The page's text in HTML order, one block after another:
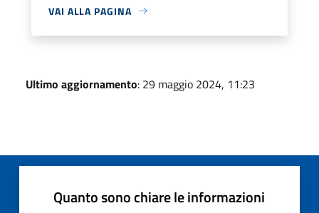
VAI ALLA PAGINA
Ultimo aggiornamento: 29 maggio 2024, 11:23
Quanto sono chiare le informazioni